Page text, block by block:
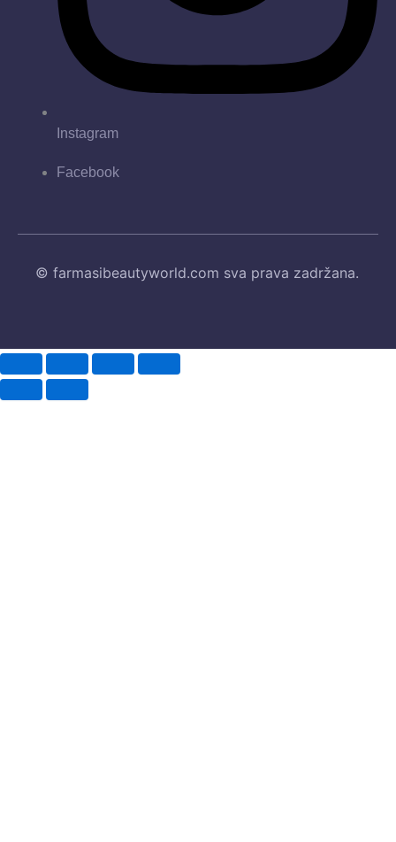
Instagram
Facebook
© farmasibeautyworld.com sva prava zadržana.